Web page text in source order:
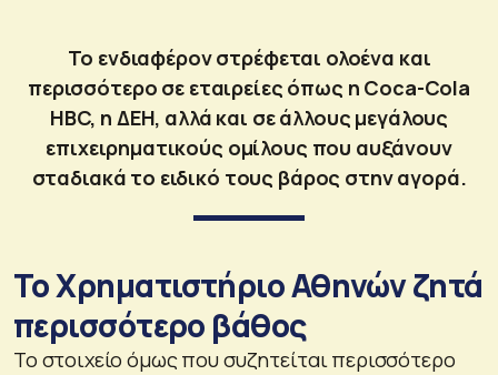
Το ενδιαφέρον στρέφεται ολοένα και
περισσότερο σε εταιρείες όπως η Coca-Cola
HBC, η ΔΕΗ, αλλά και σε άλλους μεγάλους
επιχειρηματικούς ομίλους που αυξάνουν
σταδιακά το ειδικό τους βάρος στην αγορά.
Το Χρηματιστήριο Αθηνών ζητά
περισσότερο βάθος
Το στοιχείο όμως που συζητείται περισσότερο